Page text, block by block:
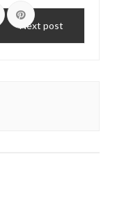
Next post